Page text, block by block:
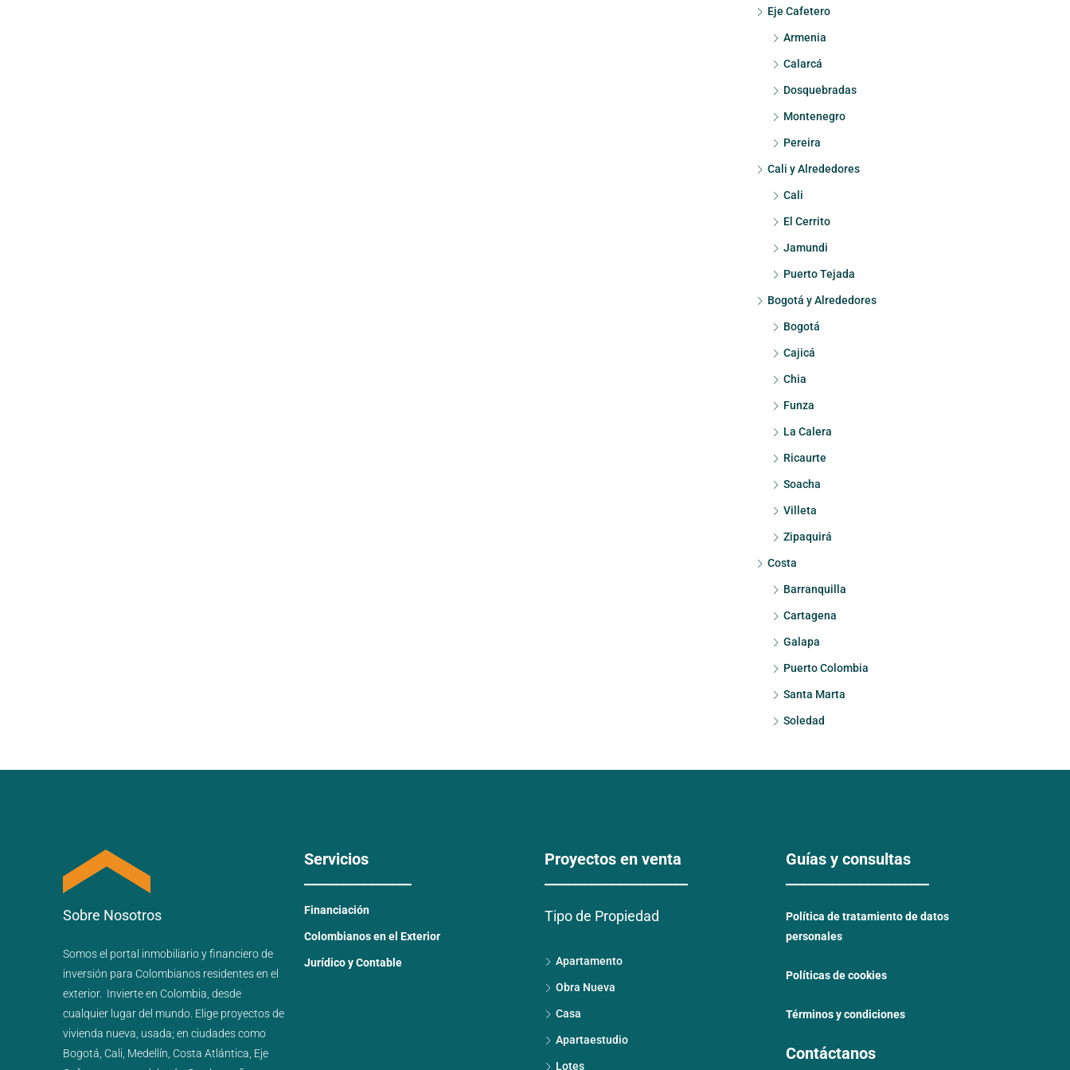
Eje Cafetero
Armenia
Calarcá
Dosquebradas
Montenegro
Pereira
Cali y Alrededores
Cali
El Cerrito
Jamundi
Puerto Tejada
Bogotá y Alrededores
Bogotá
Cajicá
Chia
Funza
La Calera
Ricaurte
Soacha
Villeta
Zipaquirá
Costa
Barranquilla
Cartagena
Galapa
Puerto Colombia
Santa Marta
Soledad
Sobre Nosotros
Somos el portal inmobiliarioyfinancierode
inversión para Colombianos residentes en el
exterior. Invierte en Colombia, desde
cualquier lugar del mundo. Elige proyectos de
vivienda nueva usada; en ciudades como
Bogotá Cali Medellín Costa Atlántica Eje
Servicios
Financiación
Colombianos en el Exterior
Jurídico y Contable
Proyectos en venta
Tipo de Propiedad
Apartamento
Obra Nueva
Casa
Apartaestudio
Lotes
Guías y consultas
Política de tratamiento de datos
personales
Políticas de cookies
Términos y condiciones
Contáctanos